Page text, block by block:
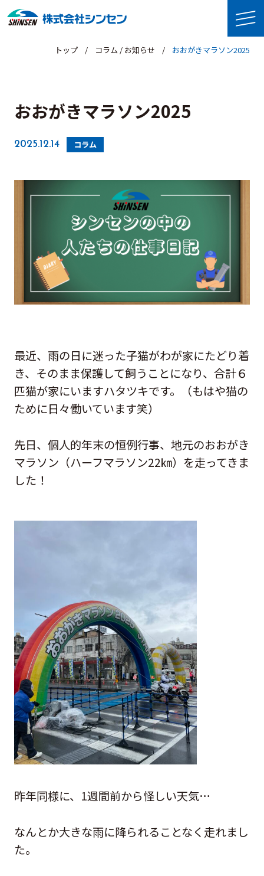
トップ コラム / お知らせ おおがきマラソン2025
おおがきマラソン2025
2025.12.14 コラム
最近、雨の日に迷った子猫がわが家にたどり着
き、そのまま保護して飼うことになり、合計６
匹猫が家にいますハタツキです。（もはや猫の
ために日々働いています笑）
先日、個人的年末の恒例行事、地元のおおがき
マラソン（ハーフマラソン22㎞）を走ってきま
した！
昨年同様に、1週間前から怪しい天気…
なんとか大きな雨に降られることなく走れまし
た。